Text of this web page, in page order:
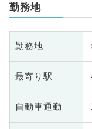
勤務地
勤務地
最寄り駅
自動車通勤